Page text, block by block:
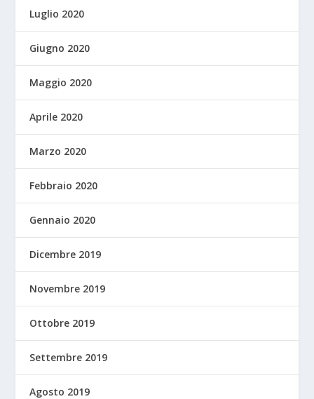
Luglio 2020
Giugno 2020
Maggio 2020
Aprile 2020
Marzo 2020
Febbraio 2020
Gennaio 2020
Dicembre 2019
Novembre 2019
Ottobre 2019
Settembre 2019
Agosto 2019